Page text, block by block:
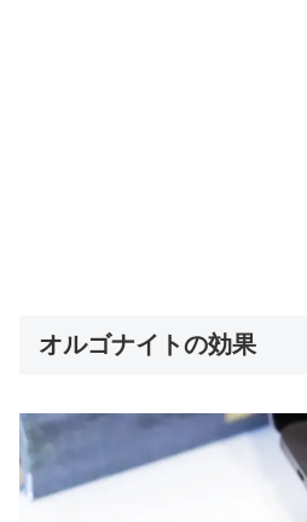
オルゴナイトの効果